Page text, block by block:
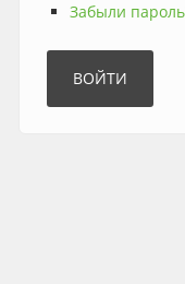
Забыли